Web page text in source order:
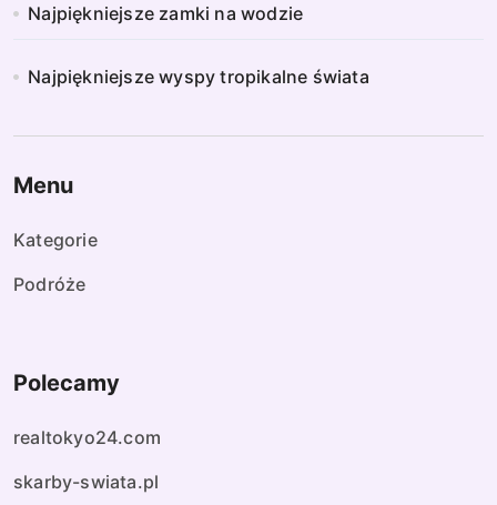
Najpiękniejsze zamki na wodzie
Najpiękniejsze wyspy tropikalne świata
Menu
Kategorie
Podróże
Polecamy
realtokyo24.com
skarby-swiata.pl